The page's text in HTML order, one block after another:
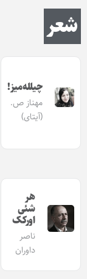
شعر
چیلله‌میز!
مهناز ص.
(آیتای)
هر
شئی
اورکک
ناصر
داوران